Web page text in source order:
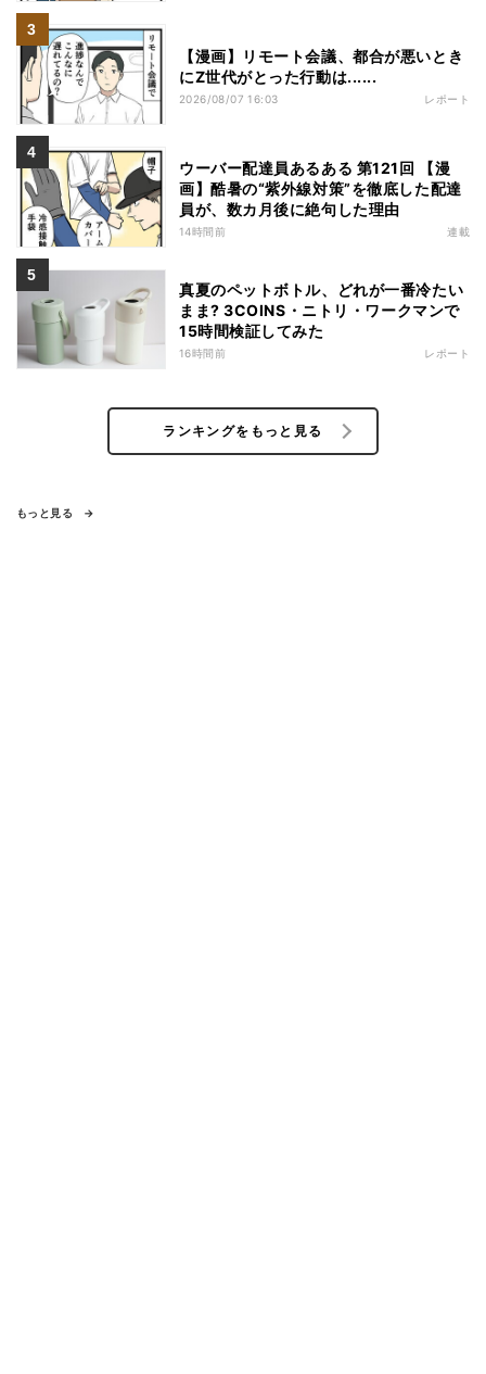
【漫画】リモート会議、都合が悪いとき
にZ世代がとった行動は......
2026/08/07 16:03 レポート
ウーバー配達員あるある 第121回 【漫
画】酷暑の“紫外線対策”を徹底した配達
員が、数カ月後に絶句した理由
14時間前 連載
真夏のペットボトル、どれが一番冷たい
まま? 3COINS・ニトリ・ワークマンで
15時間検証してみた
16時間前 レポート
ランキングをもっと見る
もっと見る